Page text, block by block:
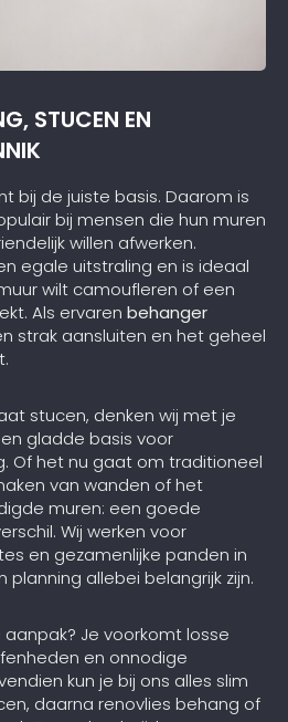
STUCEN EN
bij de juiste basis. Daarom is
bij mensen die hun muren
willen afwerken.
egale uitstraling en is ideaal
wilt camoufleren of een
Als ervaren behanger
strak aansluiten en het geheel
stucen, denken wij met je
gladde basis voor
Of het nu gaat om traditioneel
van wanden of het
muren: een goede
Wij werken voor
en gezamenlijke panden in
planning allebei belangrijk zijn.
Je voorkomt losse
en onnodige
kun je bij ons alles slim
daarna renovlies behang of